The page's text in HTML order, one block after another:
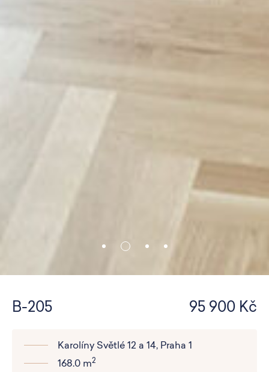
B-205 95 900 Kč
Karolíny Světlé 12 a 14, Praha 1
168.0 m2